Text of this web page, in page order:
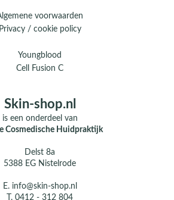
voorwaarden
Privacy / cookie policy
Youngblood
Cell Fusion C
Skin-shop.nl
is een onderdeel van
Cosmedische Huidpraktijk
Delst 8a
5388 EG Nistelrode
E. info@skin-shop.nl
T.0412 - 312 804